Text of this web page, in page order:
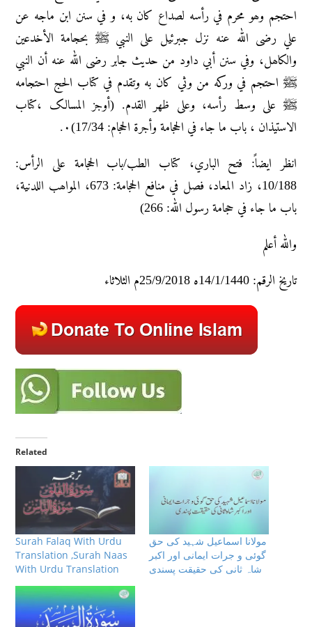
احتجم وھو محرم في رأسه لصداع کان به، و في سنن ابن ماجه عن
علي رضی الله عنه نزل جبرئیل علی النبي ﷺ بحجامة الأخدعین
والکاھل، وفي سنن أبي داود من حدیث جابر رضی الله عنه أن النبي
ﷺ احتجم في ورکه من وثي کان به وتقدم في کتاب الحج احتجامه
ﷺ علی وسط رأسه، وعلی ظھر القدم. (أوجز المسالک ،کتاب
الاستیذان ، باب ما جاء في الحجامة وأجرة الحجام: 17/34)۰.
انظر ایضاً: فتح الباري، کتاب الطب/باب الحجامة علی الرأس:
10/188، زاد المعاد، فصل في منافع الحجامة: 673، المواھب اللدنیة،
باب ما جاء في حجامة رسول الله: 266)
والله أعلم
تاريخ الرقم: 14/1/1440ه 25/9/2018م الثلاثاء
Related
Surah Falaq With Urdu
Translation ,Surah Naas
With Urdu Translation
مولانا اسماعیل شہید کی حق
گوئی و جرات ایمانی اور اکبر
شاہ ثانی کی حقیقت پسندی